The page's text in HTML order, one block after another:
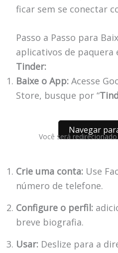
ficar sem se conectar
Passo a Passo para
aplicativos de paquera
Tinder:
Baixe o App:Acesse
Store, busque por “
Navegar
Você será
Crie uma conta:Use
número de telefone.
Configure o perfil:
breve biografia.
Usar:Deslize para a